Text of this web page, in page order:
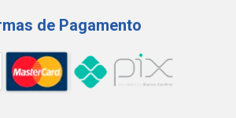
de Pagamento